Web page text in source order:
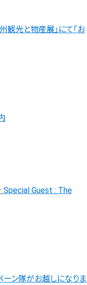
観光と物産展」にて「お
Special Guest : The
ーン隊がお越しになりま